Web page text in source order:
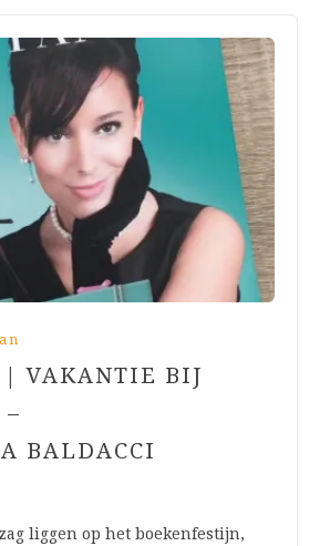
| VAKANTIE BIJ
–
BALDACCI
liggen op het boekenfestijn,